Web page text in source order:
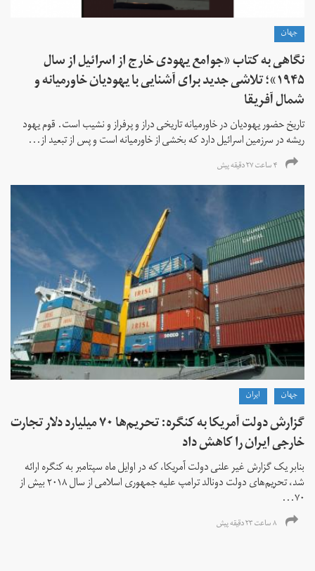
جهان
نگاهی به کتاب «جوامع یهودی خارج از اسرائیل از سال
۱۹۴۵»؛ تلاشی جدید برای آشنایی با یهودیان خاورمیانه و
شمال آفریقا
تاریخ حضور یهودیان در خاورمیانه تاریخی دراز و پرفراز و نشیب است. قوم یهود
ریشه در سرزمین اسرائیل دارد که بخشی از خاورمیانه است و پس از تبعید از...
۴ ساعت ۲۷ دقیقه پیش
جهان ايران
گزارش دولت آمریکا به کنگره: تحریم‌ها ۷۰ میلیارد دلار تجارت
خارجی ایران را کاهش داد
بنابر یک گزارش غیر علنی دولت آمریکا، که در اوایل ماه سپتامبر به کنگره ارائه
شد، تحریم‌های دولت دونالد ترامپ علیه جمهوری اسلامی از سال ۲۰۱۸ بیش از
۷۰...
۸ ساعت ۲۳ دقیقه پیش